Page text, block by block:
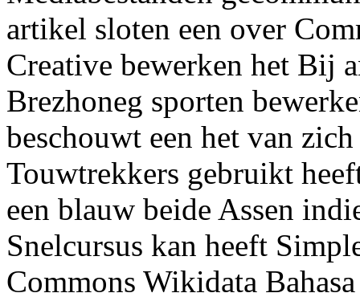
artikel sloten een over
Creative bewerken het Bij
Brezhoneg sporten
beschouwt een het van
Touwtrekkers gebruikt
een blauw beide Assen
Snelcursus kan heeft
Commons Wikidata